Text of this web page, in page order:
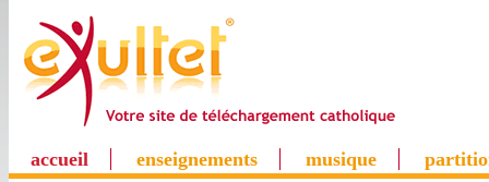
accueil enseignements musique